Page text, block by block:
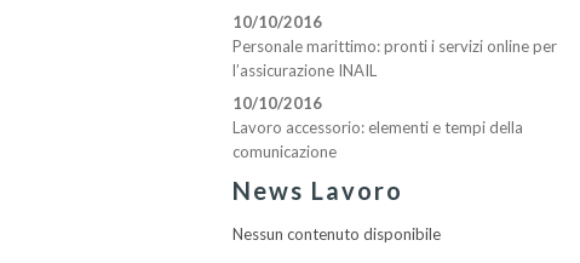
10/10/2016
Personale marittimo: pronti i servizi online per
l’assicurazione INAIL
10/10/2016
Lavoro accessorio: elementi e tempi della
comunicazione
News Lavoro
Nessun contenuto disponibile